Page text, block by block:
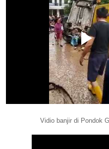
Vidio banjir di Pondok